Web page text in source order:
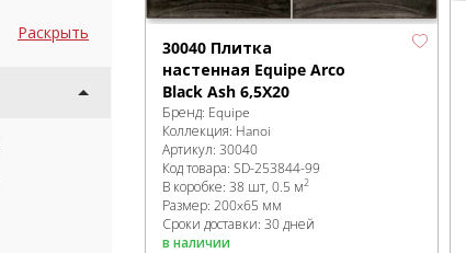
Раскрыть
30040 Плитка
настенная Equipe Arco
Black Ash 6,5X20
Бренд: Equipe
Коллекция: Hanoi
Артикул: 30040
Код товара: SD-253844-99
В коробке: 38 шт, 0.5 м2
Размер: 200x65 мм
Сроки доставки: 30 дней
в наличии